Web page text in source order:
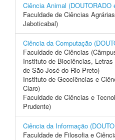
Ciência Animal (DOUTORADO
Faculdade de Ciências
Jaboticabal)
Ciência da Computação
Faculdade de Ciências
Instituto de Biociências,
de São José do Rio Preto)
Instituto de Geociências e
Claro)
Faculdade de Ciências e
Prudente)
Ciência da Informação
Faculdade de Filosofia e